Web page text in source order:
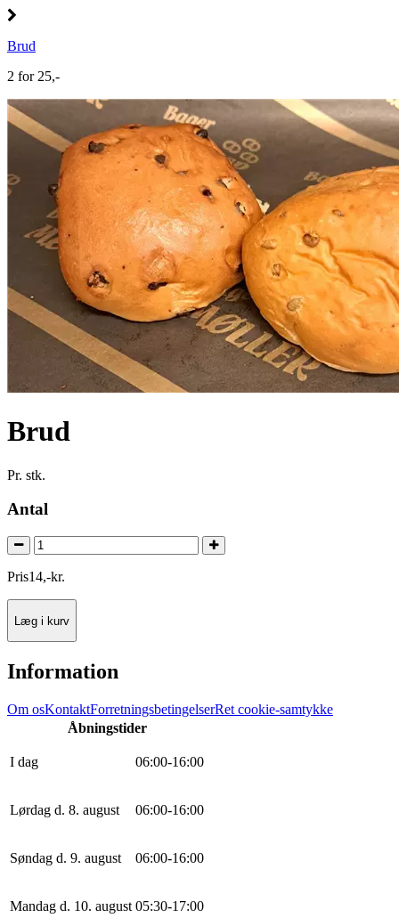
Brud
2 for 25,-
Brud
Pr. stk.
Antal
Pris14,-kr.
Læg i kurv
Information
Om osKontaktForretningsbetingelserRet cookie-samtykke
Åbningstider
I dag 06:00-16:00
Lørdag d. 8. august 06:00-16:00
Søndag d. 9. august 06:00-16:00
Mandag d. 10. august 05:30-17:00